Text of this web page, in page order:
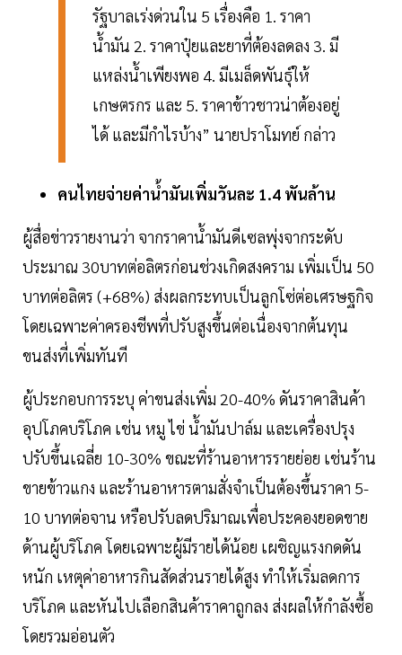
รัฐบาลเร่งด่วนใน 5 เรื่องคือ 1. ราคา
น้ำมัน 2. ราคาปุ๋ยและยาที่ต้องลดลง 3. มี
แหล่งน้ำเพียงพอ 4. มีเมล็ดพันธุ์ให้
เกษตรกร และ 5. ราคาข้าวชาวน่าต้องอยู่
ได้ และมีกำไรบ้าง” นายปราโมทย์ กล่าว
คนไทยจ่ายค่าน้ำมันเพิ่มวันละ 1.4 พันล้าน
ผู้สื่อข่าวรายงานว่า จากราคาน้ำมันดีเซลพุ่งจากระดับ
ประมาณ 30บาทต่อลิตรก่อนช่วงเกิดสงคราม เพิ่มเป็น 50
บาทต่อลิตร (+68%) ส่งผลกระทบเป็นลูกโซ่ต่อเศรษฐกิจ
โดยเฉพาะค่าครองชีพที่ปรับสูงขึ้นต่อเนื่องจากต้นทุน
ขนส่งที่เพิ่มทันที
ผู้ประกอบการระบุ ค่าขนส่งเพิ่ม 20-40% ดันราคาสินค้า
อุปโภคบริโภค เช่น หมู ไข่ น้ำมันปาล์ม และเครื่องปรุง
ปรับขึ้นเฉลี่ย 10-30% ขณะที่ร้านอาหารรายย่อย เช่นร้าน
ขายข้าวแกง และร้านอาหารตามสั่งจำเป็นต้องขึ้นราคา 5-
10 บาทต่อจาน หรือปรับลดปริมาณเพื่อประคองยอดขาย
ด้านผู้บริโภค โดยเฉพาะผู้มีรายได้น้อย เผชิญแรงกดดัน
หนัก เหตุค่าอาหารกินสัดส่วนรายได้สูง ทำให้เริ่มลดการ
บริโภค และหันไปเลือกสินค้าราคาถูกลง ส่งผลให้กำลังซื้อ
โดยรวมอ่อนตัว